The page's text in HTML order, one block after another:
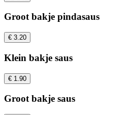
Groot bakje pindasaus
€ 3.20
Klein bakje saus
€ 1.90
Groot bakje saus